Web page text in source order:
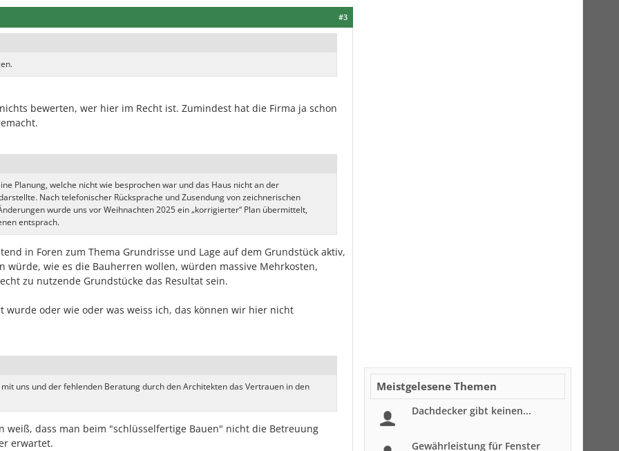
#3
bewerten, wer hier im Recht ist. Zumindest hat die Firma ja schon
Planung, welche nicht wie besprochen war und das Haus nicht an der
Nach telefonischer Rücksprache und Zusendung von zeichnerischen
wurde uns vor Weihnachten 2025 ein „korrigierter“ Plan übermittelt,
entsprach.
in Foren zum Thema Grundrisse und Lage auf dem Grundstück aktiv,
würde, wie es die Bauherren wollen, würden massive Mehrkosten,
zu nutzende Grundstücke das Resultat sein.
wurde oder wie oder was weiss ich, das können wir hier nicht
uns und der fehlenden Beratung durch den Architekten das Vertrauen in den
weiß, dass man beim "schlüsselfertige Bauen" nicht die Betreuung
erwartet.
Meistgelesene Themen
Dachdecker gibt keinen...
Gewährleistung für Fenster